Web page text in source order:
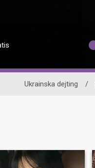
Ukrainska dejting /